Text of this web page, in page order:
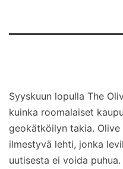
Syyskuun lopulla The
kuinka roomalaiset
geokätköilyn takia. Olive
ilmestyvä lehti, jonka
uutisesta ei voida